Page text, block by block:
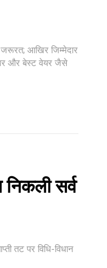
और बेस्ट वेयर जैसे
सर्व
तट पर विधि-विधान